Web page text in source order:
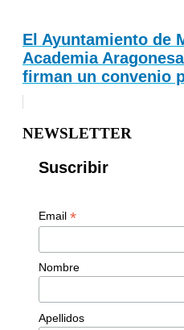
El Ayuntamiento de
Academia
firman un convenio
NEWSLETTER
Suscribir
Email *
Nombre
Apellidos